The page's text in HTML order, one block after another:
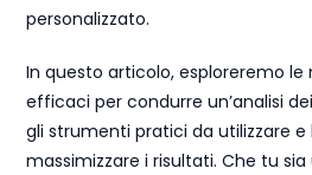
personalizzato.
In questo articolo, esploreremo
efficaci per condurre un’analisi
gli strumenti pratici da utilizzare
massimizzare i risultati. Che tu